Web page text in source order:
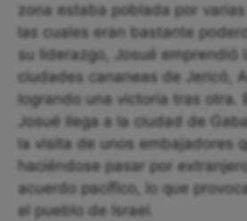
zona estaba poblada por
las cuales eran bastante
su liderazgo, Josué emprendió
ciudades cananeas de Jericó,
logrando una victoria tras otra.
Josué llega a la ciudad de
la visita de unos embajadores
haciéndose pasar por
acuerdo pacífico, lo que
el pueblo de Israel.